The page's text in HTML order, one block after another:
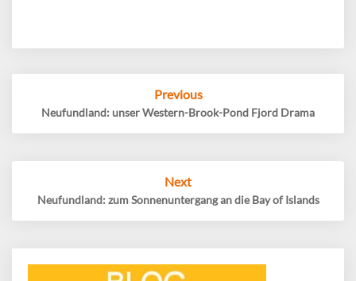
Previous
Neufundland: unser Western-Brook-Pond Fjord Drama
Next
Neufundland: zum Sonnenuntergang an die Bay of Islands